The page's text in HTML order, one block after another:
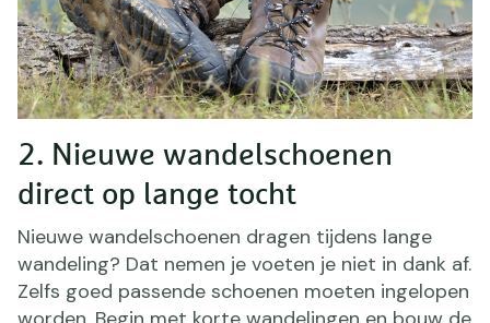
2. Nieuwe wandelschoenen
direct op lange tocht
Nieuwe wandelschoenen dragen tijdens lange
wandeling? Dat nemen je voeten je niet in dank af.
Zelfs goed passende schoenen moeten ingelopen